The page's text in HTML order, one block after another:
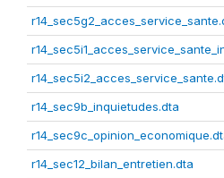
r14_sec9b_inquietudes.dta
r14_sec12_bilan_entretien.dta